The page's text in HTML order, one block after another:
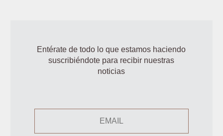
Entérate de todo lo que estamos haciendo
suscribiéndote para recibir nuestras
noticias